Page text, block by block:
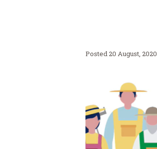
20 August, 2020